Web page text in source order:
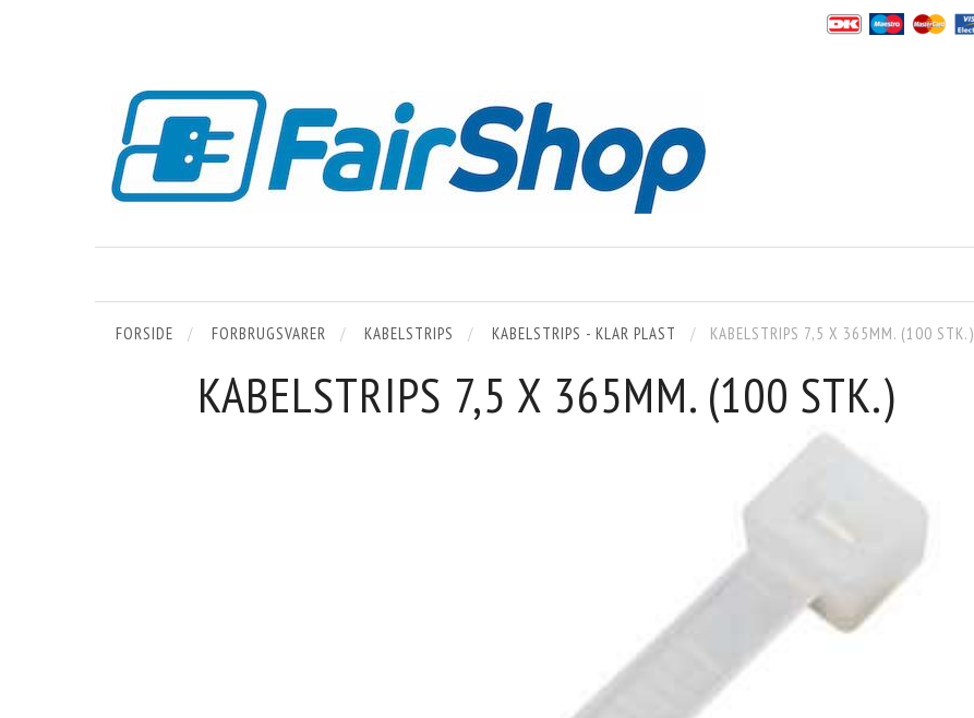
FORSIDE FORBRUGSVARER KABELSTRIPS KABELSTRIPS - KLAR PLAST KABELSTRIPS 7,5 X 365MM. (100 STK.)
KABELSTRIPS 7,5 X 365MM. (100 STK.)